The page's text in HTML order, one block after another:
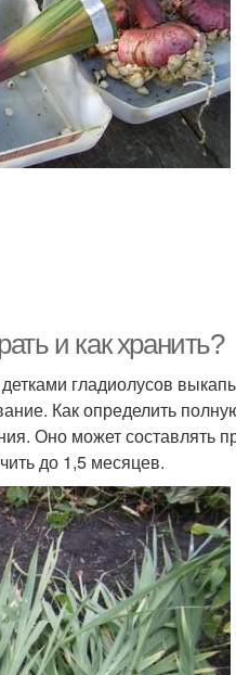
и как хранить?
гладиолусов
Как определить
Оно может составлять
до 1,5 месяцев.